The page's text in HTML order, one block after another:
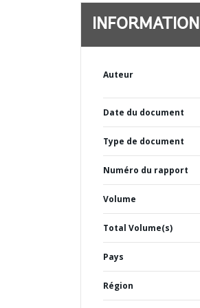
INFORMATION
Auteur
Date du document
Type de document
Numéro du rapport
Volume
Total Volume(s)
Pays
Région